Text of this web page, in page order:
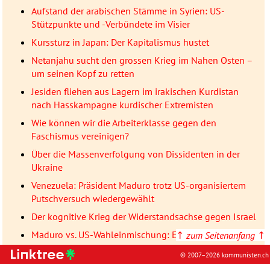
Aufstand der arabischen Stämme in Syrien: US-
Stützpunkte und -Verbündete im Visier
Kurssturz in Japan: Der Kapitalismus hustet
Netanjahu sucht den grossen Krieg im Nahen Osten –
um seinen Kopf zu retten
Jesiden fliehen aus Lagern im irakischen Kurdistan
nach Hasskampagne kurdischer Extremisten
Wie können wir die Arbeiterklasse gegen den
Faschismus vereinigen?
Über die Massenverfolgung von Dissidenten in der
Ukraine
Venezuela: Präsident Maduro trotz US-organisiertem
Putschversuch wiedergewählt
Der kognitive Krieg der Widerstandsachse gegen Israel
Maduro vs. US-Wahleinmischung: Ein Kampf um
Venezuelas Zukunft
↑ zum Seitenanfang ↑
© 2007–2026 kommunisten.ch